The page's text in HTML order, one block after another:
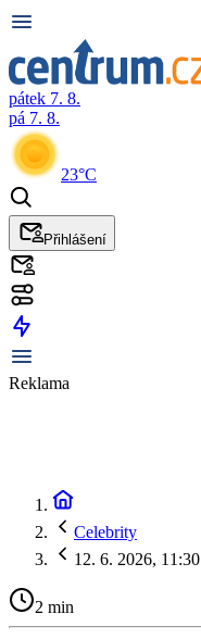
pátek 7. 8.
pá 7. 8.
23°C
Přihlášení
Reklama
Celebrity
12. 6. 2026, 11:30
2 min